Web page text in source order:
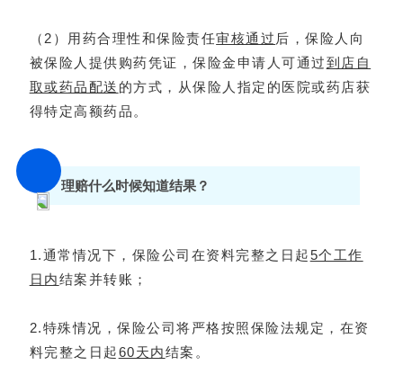
（2）用药合理性和保险责任审核通过 后，保险人向
被保险人提供购药凭证，保险金申请人可通过到店自
取或药品配送 的方式，从保险人指定的医院或药店获
得特定高额药品。
理赔什么时候知道结果？
1.通常情况下，保险公司在资料完整之日起5个工作
日 内结案并转账；
2.特殊情况，保险公司将严格按照保险法规定，在资
料完整之日起60天内结案。